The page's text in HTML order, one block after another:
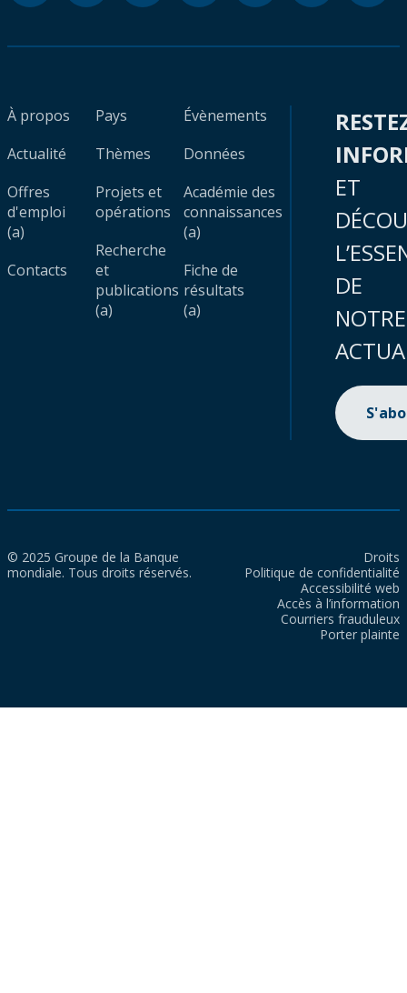
À propos
Actualité
Offres
d'emploi
(a)
Contacts
Pays
Thèmes
Projets et
opérations
Recherche
et
publications
(a)
Évènements
Données
Académie des
connaissances
(a)
Fiche de
résultats
(a)
ET
DE
NOTRE
© 2025 Groupe de la Banque
mondiale. Tous droits réservés.
Droits
Politique de confidentialité
Accessibilité web
Accès à l’information
Courriers frauduleux
Porter plainte